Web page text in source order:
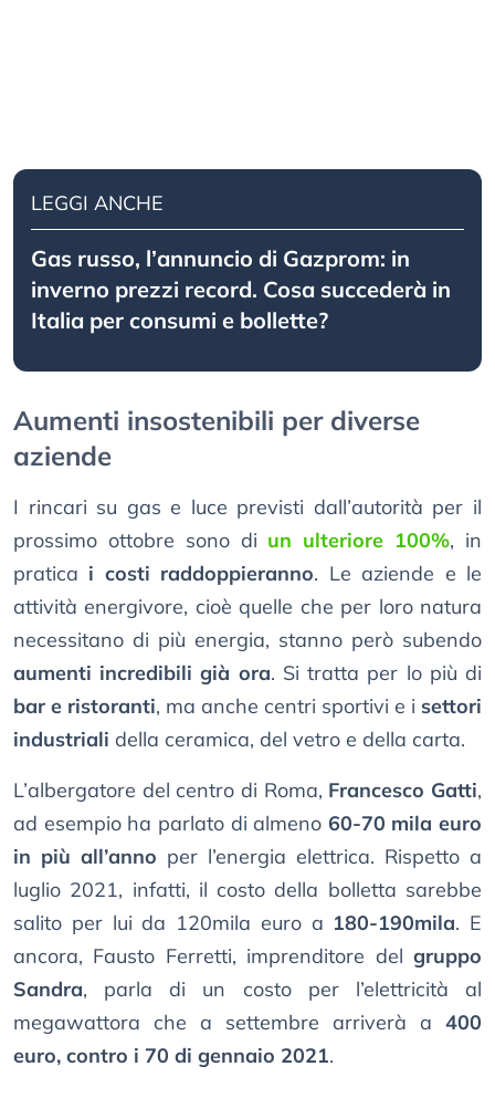
LEGGI ANCHE
Gas russo, l’annuncio di Gazprom: in
inverno prezzi record. Cosa succederà in
Italia per consumi e bollette?
Aumenti insostenibili per diverse
aziende
I rincari su gas e luce previsti dall’autorità per il
prossimo ottobre sono di un ulteriore 100%, in
pratica i costi raddoppieranno. Le aziende e le
attività energivore, cioè quelle che per loro natura
necessitano di più energia, stanno però subendo
aumenti incredibili già ora. Si tratta per lo più di
bar e ristoranti, ma anche centri sportivi e i settori
industriali della ceramica, del vetro e della carta.
L’albergatore del centro di Roma, Francesco Gatti,
ad esempio ha parlato di almeno 60-70 mila euro
in più all’anno per l’energia elettrica. Rispetto a
luglio 2021, infatti, il costo della bolletta sarebbe
salito per lui da 120mila euro a 180-190mila. E
ancora, Fausto Ferretti, imprenditore del gruppo
Sandra, parla di un costo per l’elettricità al
megawattora che a settembre arriverà a 400
euro, contro i 70 di gennaio 2021.